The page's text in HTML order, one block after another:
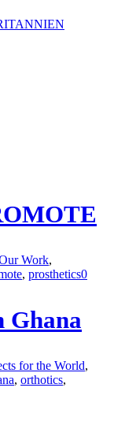
Work,
, prosthetics0
Ghana
for the World,
, orthotics,